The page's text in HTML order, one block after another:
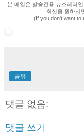
본 메일은 발송전용 뉴스레터
회신을 원하시
(If you don't want to
공유
댓글 없음:
댓글 쓰기